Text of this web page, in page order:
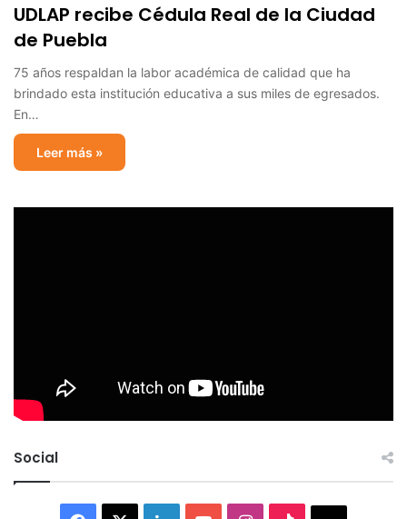
UDLAP recibe Cédula Real de la Ciudad
de Puebla
75 años respaldan la labor académica de calidad que ha
brindado esta institución educativa a sus miles de egresados.
En…
Leer más »
Social